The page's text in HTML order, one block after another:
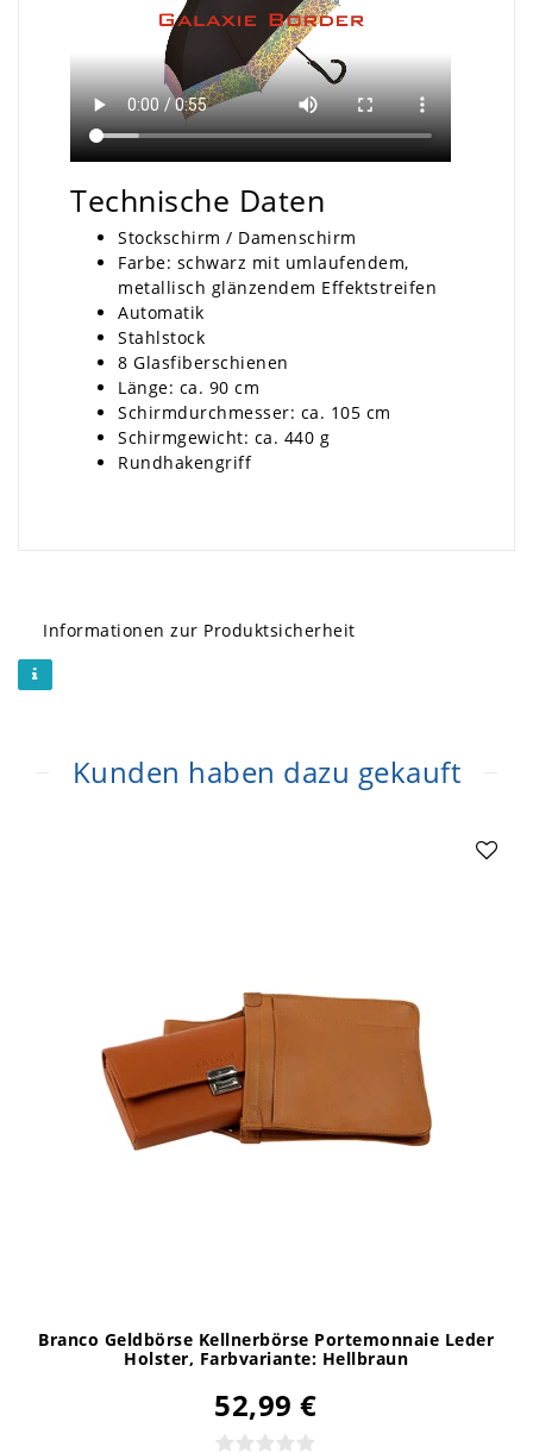
Technische Daten
Stockschirm / Damenschirm
Farbe: schwarz mit umlaufendem,
metallisch glänzendem Effektstreifen
Automatik
Stahlstock
8 Glasfiberschienen
Länge: ca. 90 cm
Schirmdurchmesser: ca. 105 cm
Schirmgewicht: ca. 440 g
Rundhakengriff
Informationen zur Produktsicherheit
Kunden haben dazu gekauft
Branco Geldbörse Kellnerbörse Portemonnaie Leder
Holster, Farbvariante: Hellbraun
52,99 €